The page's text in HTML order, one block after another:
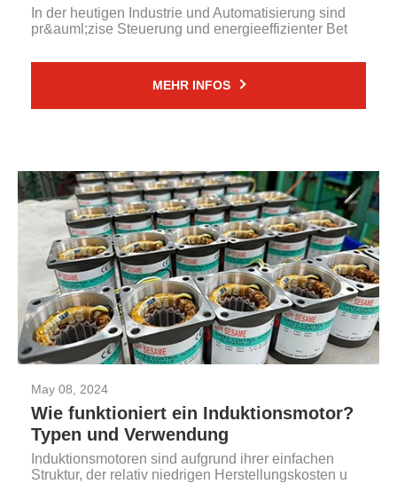
In der heutigen Industrie und Automatisierung sind
pr&auml;zise Steuerung und energieeffizienter Bet
MEHR INFOS
May 08, 2024
Wie funktioniert ein Induktionsmotor?
Typen und Verwendung
Induktionsmotoren sind aufgrund ihrer einfachen
Struktur, der relativ niedrigen Herstellungskosten u